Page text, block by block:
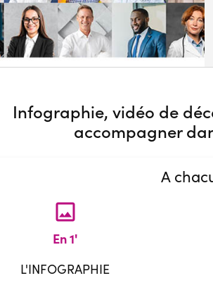
​​Infographie, vidéo de
accompagner
A
image
En 1'
L'INFOGRAPHIE